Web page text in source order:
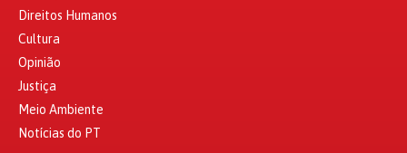
Direitos Humanos
Cultura
Opinião
Justiça
Meio Ambiente
Notícias do PT